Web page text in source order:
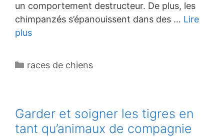
un comportement destructeur. De plus, les
chimpanzés s’épanouissent dans des … Lire
plus
Catégories
races de chiens
Garder et soigner les tigres en
tant qu’animaux de compagnie